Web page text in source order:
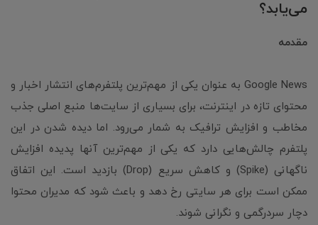
می‌یابد؟
مقدمه
Google News به عنوان یکی از مهم‌ترین پلتفرم‌های انتشار اخبار و
محتوای تازه در اینترنت، برای بسیاری از سایت‌ها منبع اصلی جذب
مخاطب و افزایش ترافیک به شمار می‌رود. اما دیده شدن در این
پلتفرم چالش‌هایی دارد که یکی از مهم‌ترین آنها پدیده افزایش
ناگهانی (Spike) و کاهش سریع (Drop) بازدید است. این اتفاق
ممکن است برای هر سایتی رخ دهد و باعث شود که مدیران محتوا
دچار سردرگمی و نگرانی شوند.